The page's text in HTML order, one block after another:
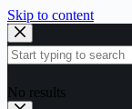
Skip to content
No results